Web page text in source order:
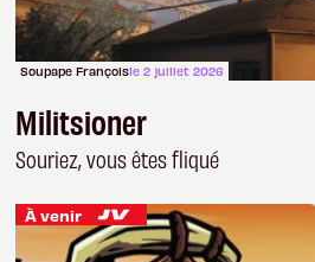
Soupape Françoisle 2 juillet 2026
Militsioner
Souriez, vous êtes fliqué
À venir